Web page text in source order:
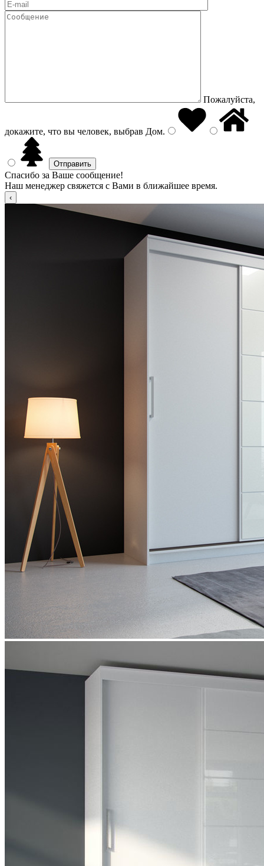
Пожалуйста,
докажите, что вы человек, выбрав Дом.
Спасибо за Ваше сообщение!
Наш менеджер свяжется с Вами в ближайшее время.